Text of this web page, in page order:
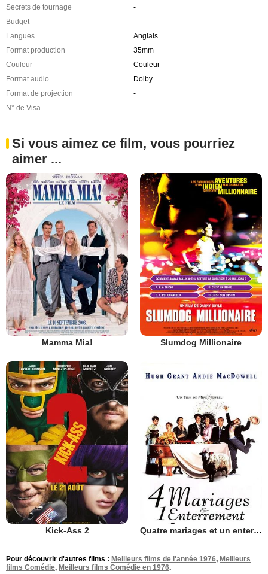
Secrets de tournage
-
Budget
-
Langues
Anglais
Format production
35mm
Couleur
Couleur
Format audio
Dolby
Format de projection
-
N° de Visa
-
Si vous aimez ce film, vous pourriez
aimer ...
Mamma Mia! Slumdog Millionaire
Kick-Ass 2 Quatre mariages et un enterrement
Pour découvrir d'autres films : Meilleurs films de l'année 1976, Meilleurs
films Comédie, Meilleurs films Comédie en 1976.